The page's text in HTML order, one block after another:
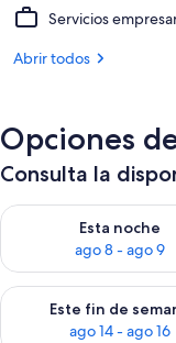
Servicios
Abrir todos
Opciones
Consulta la
Esta noche
ago 8 - ago 9
Consulta la
Este fin de
ago 14 - ago 16
Consulta la